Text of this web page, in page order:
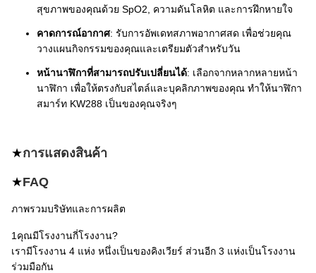
สุขภาพของคุณด้วย SpO2, ความดันโลหิต และการฝึกหายใจ
คาดการณ์อากาศ: รับการอัพเดทสภาพอากาศสด เพื่อช่วยคุณ
วางแผนกิจกรรมของคุณและเตรียมตัวสําหรับวัน
หน้านาฬิกาที่สามารถปรับเปลี่ยนได้: เลือกจากหลากหลายหน้า
นาฬิกา เพื่อให้ตรงกับสไตล์และบุคลิกภาพของคุณ ทําให้นาฬิกา
สมาร์ท KW288 เป็นของคุณจริงๆ
★การแสดงสินค้า
★FAQ
ภาพรวมบริษัทและการผลิต
1คุณมีโรงงานกี่โรงงาน?
เรามีโรงงาน 4 แห่ง หนึ่งเป็นของคิงเวียร์ ส่วนอีก 3 แห่งเป็นโรงงาน
ร่วมมือกัน